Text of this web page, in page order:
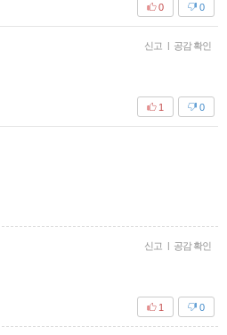
0
0
신고 | 공감 확인
0
1
신고 | 공감 확인
0
1